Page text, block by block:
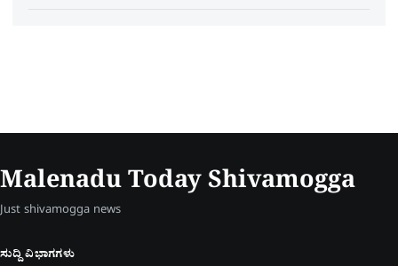
Malenadu Today Shivamogga
Just shivamogga news
ಸುದ್ದಿ ವಿಭಾಗಗಳು